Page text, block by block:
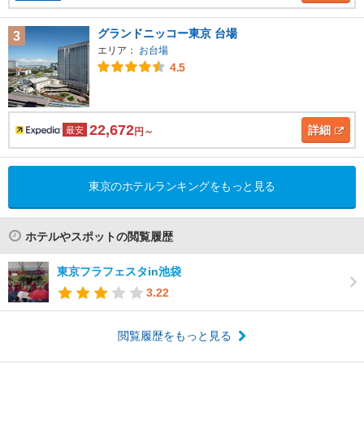
3 グランドニッコー東京 台場
エリア： お台場
4.5
最安 22,672円～ 詳細
東京のホテルランキングをもっと見る
ホテルやスポットの閲覧履歴
東京フラフェスタin池袋
3.22
閲覧履歴をもっと見る